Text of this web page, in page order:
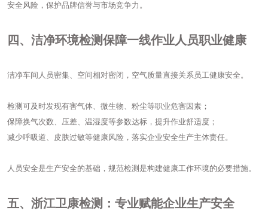
安全风险，保护品牌信誉与市场竞争力。
四、洁净环境检测保障一线作业人员职业健康
洁净车间人员密集、空间相对密闭，空气质量直接关系员工健康安全。
检测可及时发现有害气体、微生物、粉尘等职业危害因素；
保障换气次数、压差、温湿度等参数达标，提升作业舒适度；
减少呼吸道、皮肤过敏等健康风险，落实企业安全生产主体责任。
人员安全是生产安全的基础，规范检测是构建健康工作环境的必要措施。
五、浙江卫康检测：专业赋能企业生产安全